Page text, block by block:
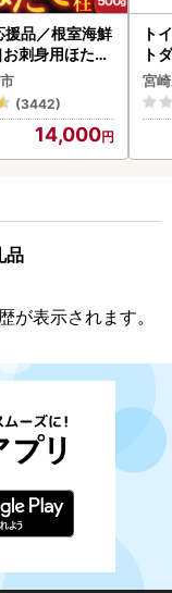
援品／根室海鮮
刺身用ほたて
28002
(3442)
14,000
ト
ト
速
宮
品
が表示されます。